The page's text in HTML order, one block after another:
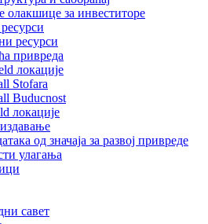
олакшице за инвеститоре
ресурси
привреда
локације
Stofara
Buducnost
локације
од значаја за развој привреде
улагања
савет